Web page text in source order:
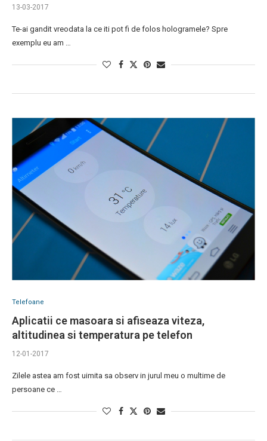
13-03-2017
Te-ai gandit vreodata la ce iti pot fi de folos hologramele? Spre
exemplu eu am …
Telefoane
Aplicatii ce masoara si afiseaza viteza,
altitudinea si temperatura pe telefon
12-01-2017
Zilele astea am fost uimita sa observ in jurul meu o multime de
persoane ce …